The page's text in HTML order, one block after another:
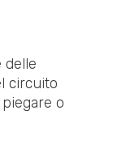
delle
circuito
o